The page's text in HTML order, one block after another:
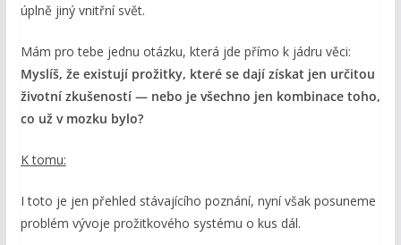
úplně jiný vnitřní svět.
Mám pro tebe jednu otázku, která jde přímo k jádru věci:
Myslíš, že existují prožitky, které se dají získat jen určitou
životní zkušeností — nebo je všechno jen kombinace toho,
co už v mozku bylo?
K tomu:
I toto je jen přehled stávajícího poznání, nyní však posuneme
problém vývoje prožitkového systému o kus dál.